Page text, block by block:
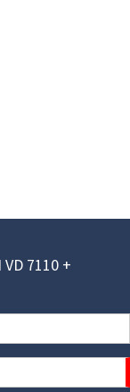
7110 +